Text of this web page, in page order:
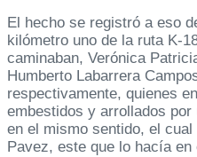
El hecho se registró a eso
kilómetro uno de la ruta K-
caminaban, Verónica
Humberto Labarrera
respectivamente, quienes
embestidos y arrollados
en el mismo sentido, el
Pavez, este que lo hacía en